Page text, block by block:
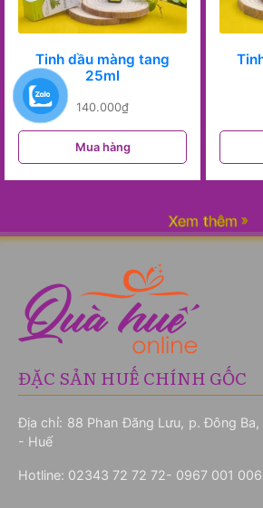
Tinh dầu màng tang
25ml
140.000₫
Mua hàng
Xem thêm
ĐẶC SẢN HUẾ CHÍNH GỐC
Địa chỉ: 88 Phan Đăng Lưu, p. Đông Ba,
- Huế
Hotline: 02343 72 72 72- 0967 001 006